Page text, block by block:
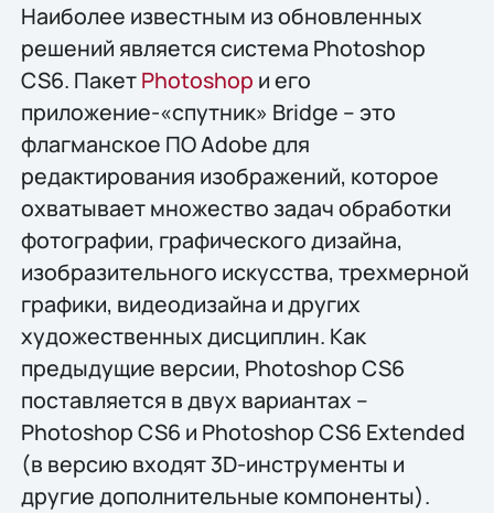
Наиболее известным из обновленных
решений является система Photoshop
CS6. ПакетPhotoshop и его
приложение-«спутник» Bridge – это
флагманское ПО Adobe для
редактирования изображений, которое
охватывает множество задач обработки
фотографии, графического дизайна,
изобразительного искусства, трехмерной
графики, видеодизайна и других
художественных дисциплин. Как
предыдущие версии, Photoshop CS6
поставляется в двух вариантах –
Photoshop CS6 и Photoshop CS6 Extended
(в версию входят 3D-инструменты и
другие дополнительные компоненты).